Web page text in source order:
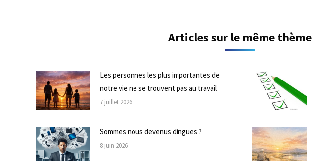
Articles sur le même thème
Les personnes les plus importantes de
notre vie ne se trouvent pas au travail
7 juillet 2026
Sommes nous devenus dingues ?
8 juin 2026